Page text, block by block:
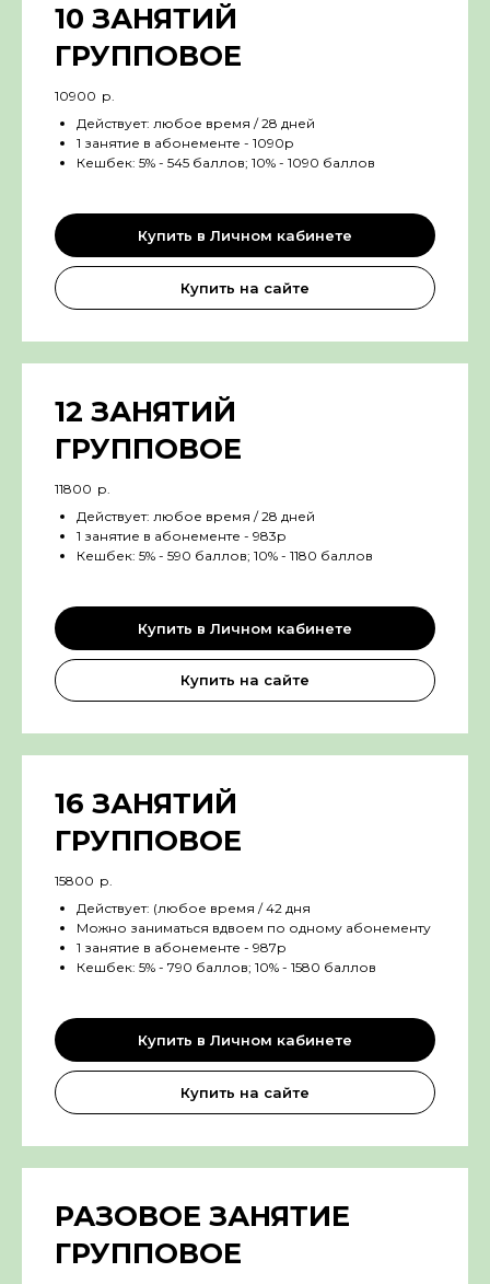
10 ЗАНЯТИЙ
ГРУППОВОЕ
10900 р.
Действует: любое время / 28 дней
1 занятие в абонементе - 1090р
Кешбек: 5% - 545 баллов; 10% - 1090 баллов
Купить в Личном кабинете
Купить на сайте
12 ЗАНЯТИЙ
ГРУППОВОЕ
11800 р.
Действует: любое время / 28 дней
1 занятие в абонементе - 983р
Кешбек: 5% - 590 баллов; 10% - 1180 баллов
Купить в Личном кабинете
Купить на сайте
16 ЗАНЯТИЙ
ГРУППОВОЕ
15800 р.
Действует: (любое время / 42 дня
Можно заниматься вдвоем по одному абонементу
1 занятие в абонементе - 987р
Кешбек: 5% - 790 баллов; 10% - 1580 баллов
Купить в Личном кабинете
Купить на сайте
РАЗОВОЕ ЗАНЯТИЕ
ГРУППОВОЕ